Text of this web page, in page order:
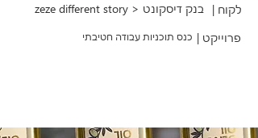
zeze different story > בנק דיסקונט לקוח |
כנס תוכניות עבודה חטיבתי פרוייקט |